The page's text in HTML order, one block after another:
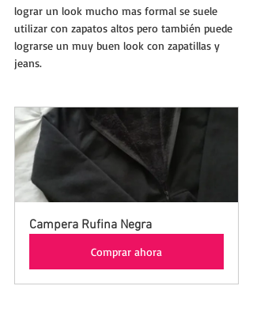
lograr un look mucho mas formal se suele
utilizar con zapatos altos pero también puede
lograrse un muy buen look con zapatillas y
jeans.
Campera Rufina Negra
Comprar ahora